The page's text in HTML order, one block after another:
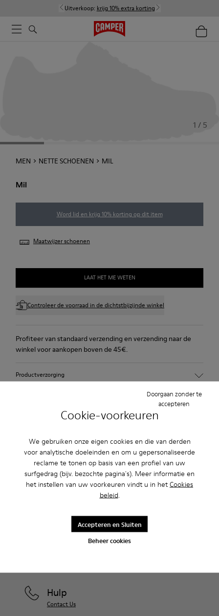
Cookie-voorkeuren
We gebruiken onze eigen cookies en die van derden
voor analytische doeleinden en om u gepersonaliseerde
reclame te tonen op basis van een profiel van uw
surfgedrag (bijv. bezochte pagina's). Meer informatie en
het instellen van uw voorkeuren vindt u in het Cookies
beleid.
Beheer cookies
Doorgaan zonder te
accepteren
Accepteren en Sluiten
Uitverkoop: krijg 10% extra korting
1 / 5
MEN NETTE SCHOENEN MIL
Mil
Word lid en krijg 10% korting op dit item
Maatwijzer schoenen
LAAT HET ME WETEN
Controleer de voorraad in de dichtstbijzijnde winkel
Profiteer van standaard verzending en verzending naar de
winkel voor aankopen boven de 45€.
Productverzorging
Uitverkoop: krijg 10% extra korting
Ja, dat klopt. Als lid van onze community krijg je exclusieve
voordelen zoals kortingen, vroege toegang, uitnodigingen voor
events en nog veel, veel meer.
Hulp
Contact Us